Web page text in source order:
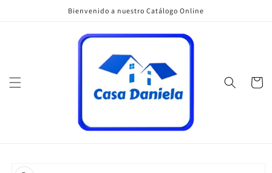
Bienvenido a nuestro Catálogo Online
Carrito